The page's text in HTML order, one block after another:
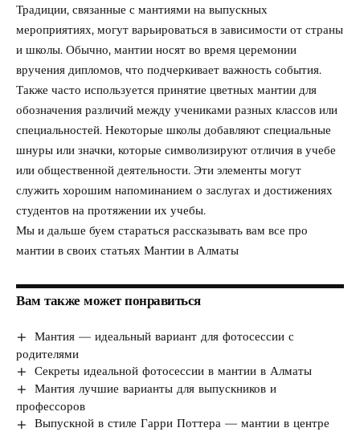
Традиции, связанные с мантиями на выпускных
мероприятиях, могут варьироваться в зависимости от страны
и школы. Обычно, мантии носят во время церемонии
вручения дипломов, что подчеркивает важность события.
Также часто используется принятие цветных мантии для
обозначения различий между учениками разных классов или
специальностей. Некоторые школы добавляют специальные
шнуры или значки, которые символизируют отличия в учебе
или общественной деятельности. Эти элементы могут
служить хорошим напоминанием о заслугах и достижениях
студентов на протяжении их учебы.
Мы и дальше буем стараться рассказывать вам все про
мантии в своих статьях Мантии в Алматы
Вам также может понравиться
Мантия — идеальный вариант для фотосессии с
родителями
Секреты идеальной фотосессии в мантии в Алматы
Мантия лучшие варианты для выпускников и
профессоров
Выпускной в стиле Гарри Поттера — мантии в центре